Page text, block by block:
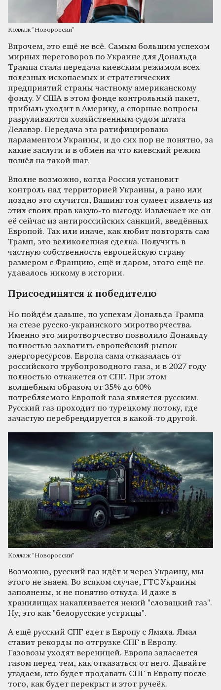
Коллаж "Новороссии"
Впрочем, это ещё не всё. Самым большим успехом
мирных переговоров по Украине для Дональда
Трампа стала передача киевским режимом всех
полезных ископаемых и стратегических
предприятий страны частному американскому
фонду. У США в этом фонде контрольный пакет,
прибыль уходит в Америку, а спорные вопросы
разруливаются хозяйственным судом штата
Делавэр. Передача эта ратифицирована
парламентом Украины, и до сих пор не понятно, за
какие заслуги и в обмен на что киевский режим
пошёл на такой шаг.
Вполне возможно, когда Россия установит
контроль над территорией Украины, а рано или
поздно это случится, Вашингтон сумеет извлечь из
этих своих прав какую-то выгоду. Извлекает же он
её сейчас из антироссийских санкций, введённых
Европой. Так или иначе, как любит повторять сам
Трамп, это великолепная сделка. Получить в
частную собственность европейскую страну
размером с Францию, ещё и даром, этого ещё не
удавалось никому в истории.
Присоединятся к победителю
Но пойдём дальше, по успехам Дональда Трампа
на стезе русско-украинского миротворчества.
Именно это миротворчество позволило Дональду
полностью захватить европейский рынок
энергоресурсов. Европа сама отказалась от
российского трубопроводного газа, и в 2027 году
полностью откажется от СПГ. При этом
волшебным образом от 35% до 60%
потребляемого Европой газа является русским.
Русский газ проходит по турецкому потоку, где
зачастую перебрендируется в какой-то другой.
Коллаж "Новороссии"
Возможно, русский газ идёт и через Украину, мы
этого не знаем. Во всяком случае, ГТС Украины
заполнены, и не понятно откуда. И даже в
хранилищах накапливается некий "словацкий газ".
Ну, это как "белорусские устрицы".
А ещё русский СПГ едет в Европу с Ямала. Ямал
ставит рекорды по отгрузке СПГ в Европу.
Газовозы уходят вереницей. Европа запасается
газом перед тем, как отказаться от него. Давайте
угадаем, кто будет продавать СПГ в Европу после
того, как будет перекрыт и этот ручеёк.